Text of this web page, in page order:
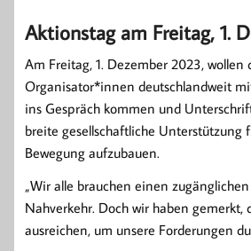
Aktionstag am Freitag, 1.
Am Freitag, 1. Dezember 2023, wollen
Organisator*innen deutschlandweit
ins Gespräch kommen und
breite gesellschaftliche Unterstützung
Bewegung aufzubauen.
„Wir alle brauchen einen
Nahverkehr. Doch wir haben gemerkt,
ausreichen, um unsere Forderungen